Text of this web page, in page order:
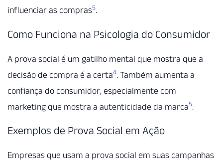
influenciar as compras5.
Como Funciona na Psicologia do Consumidor
A prova social é um gatilho mental que mostra que a
decisão de compra é a certa4. Também aumenta a
confiança do consumidor, especialmente com
marketing que mostra a autenticidade da marca5.
Exemplos de Prova Social em Ação
Empresas que usam a prova social em suas campanhas